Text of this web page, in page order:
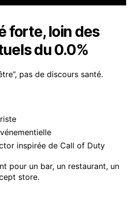
forte, loin des
du 0.0%
pas de discours santé.
inspirée de Call of Duty
pour un bar, un restaurant, un
store.